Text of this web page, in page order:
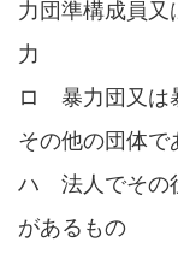
力団準構成員
力
ロ 暴力団又は
その他の団体で
ハ 法人でその
があるもの